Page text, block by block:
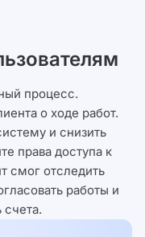
процесс.
о ходе работ.
и снизить
права доступа к
смог отследить
работы и
счета.